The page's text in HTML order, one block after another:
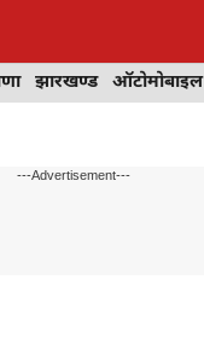
झारखण्ड ऑटोमोबाइल
---Advertisement---